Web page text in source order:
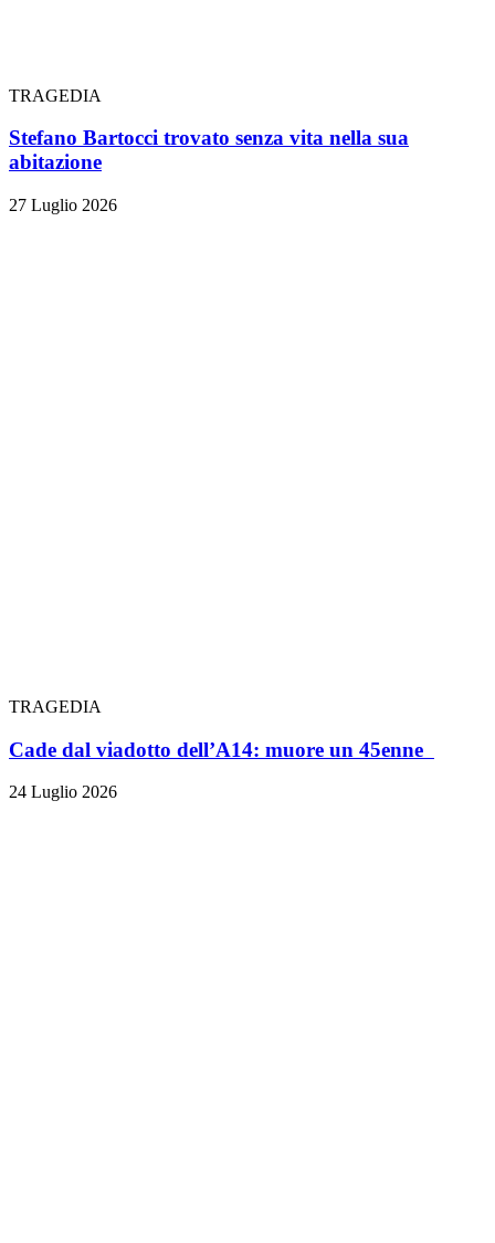
TRAGEDIA
Stefano Bartocci trovato senza vita nella sua
abitazione
27 Luglio 2026
TRAGEDIA
Cade dal viadotto dell’A14: muore un 45enne
24 Luglio 2026